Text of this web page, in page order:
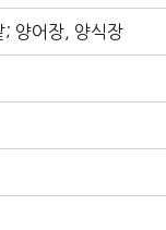
; 양어장, 양식장